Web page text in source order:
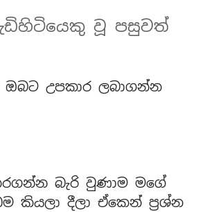
වූ පසුවත්
ඔබට උපකාර ලබාගන්න
බැරි වුණාම මගේ
කියලා දීලා ඒකෙන් ප්‍රශ්න